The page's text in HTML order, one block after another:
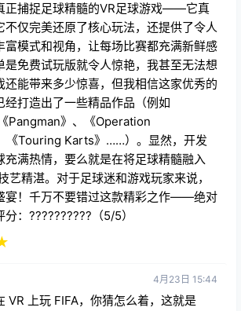
正捕捉足球精髓的VR足球游戏——它真
不仅完美还原了核心玩法，还提供了令人
富模式和视角，让每场比赛都充满新鲜感
是免费试玩版就令人惊艳，我甚至无法想
还能带来多少惊喜，但我相信这家优秀的
经打造出了一些精品作品（例如
Pangman》、《Operation
《Touring Karts》……）。显然，开发
充满热情，要么就是在将足球精髓融入
艺精湛。对于足球迷和游戏玩家来说，
宴！千万不要错过这款精彩之作——绝对
：??????????（5/5）
4月23日 15:44
VR 上玩 FIFA，你猜怎么着，这就是